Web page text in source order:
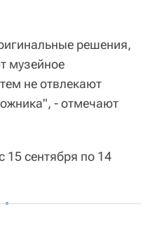
решения,
музейное
не отвлекают
- отмечают
15 сентября по 14